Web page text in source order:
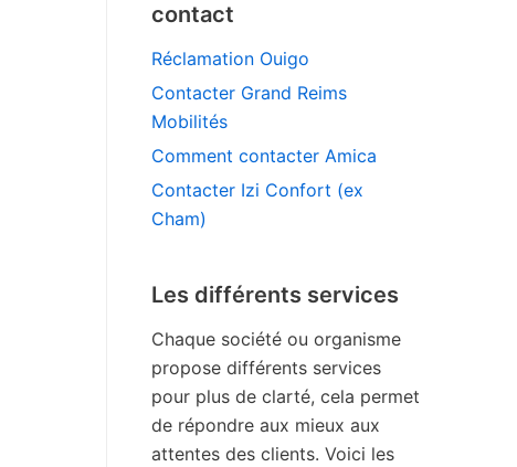
contact
Réclamation Ouigo
Contacter Grand Reims
Mobilités
Comment contacter Amica
Contacter Izi Confort (ex
Cham)
Les différents services
Chaque société ou organisme
propose différents services
pour plus de clarté, cela permet
de répondre aux mieux aux
attentes des clients. Voici les